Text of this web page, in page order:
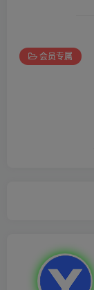
会员专属